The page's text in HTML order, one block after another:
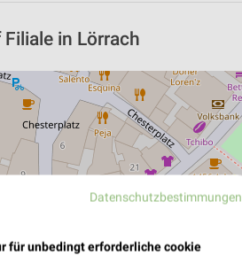
in Lörrach
Datenschutzbestimmungen
für unbedingt erforderliche cookie